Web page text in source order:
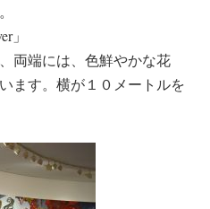
」
両端には、色鮮やかな花
ます。横が１０メートルを